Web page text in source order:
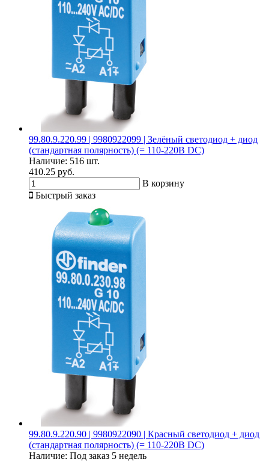
99.80.9.220.99 | 9980922099 | Зелёный светодиод + диод
(стандартная полярность) (= 110-220В DC)
Наличие: 516 шт.
410.25 руб.
В корзину
Быстрый заказ
99.80.9.220.90 | 9980922090 | Красный светодиод + диод
(стандартная полярность) (= 110-220В DC)
Наличие: Под заказ 5 недель